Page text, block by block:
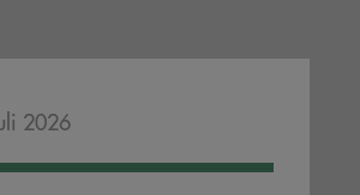
2026